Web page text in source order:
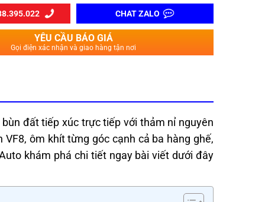
CHAT ZALO
YÊU CẦU BÁO GIÁ
Gọi điện xác nhận và giao hàng tận nơi
đất tiếp xúc trực tiếp với thảm nỉ nguyên
ôm khít từng góc cạnh cả ba hàng ghế,
khám phá chi tiết ngay bài viết dưới đây